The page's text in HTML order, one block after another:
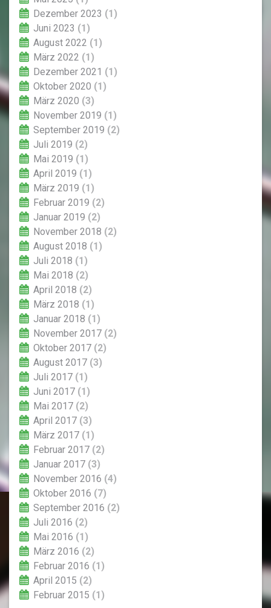
Dezember 2023 (1)
Juni 2023 (1)
August 2022 (1)
März 2022 (1)
Dezember 2021 (1)
Oktober 2020 (1)
März 2020 (3)
November 2019 (1)
September 2019 (2)
Juli 2019 (2)
Mai 2019 (1)
April 2019 (1)
März 2019 (1)
Februar 2019 (2)
Januar 2019 (2)
November 2018 (2)
August 2018 (1)
Juli 2018 (1)
Mai 2018 (2)
April 2018 (2)
März 2018 (1)
Januar 2018 (1)
November 2017 (2)
Oktober 2017 (2)
August 2017 (3)
Juli 2017 (1)
Juni 2017 (1)
Mai 2017 (2)
April 2017 (3)
März 2017 (1)
Februar 2017 (2)
Januar 2017 (3)
November 2016 (4)
Oktober 2016 (7)
September 2016 (2)
Juli 2016 (2)
Mai 2016 (1)
März 2016 (2)
Februar 2016 (1)
April 2015 (2)
Februar 2015 (1)